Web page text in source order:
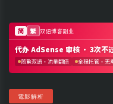
電影解析